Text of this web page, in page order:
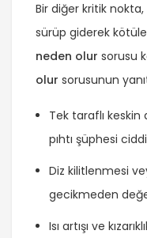
Bir diğer kritik
sürüp giderek
neden olur sorusu
olur sorusunun
Tek taraflı keskin
pıhtı şüphesi
Diz kilitlenmesi
gecikmeden
Isı artışı ve